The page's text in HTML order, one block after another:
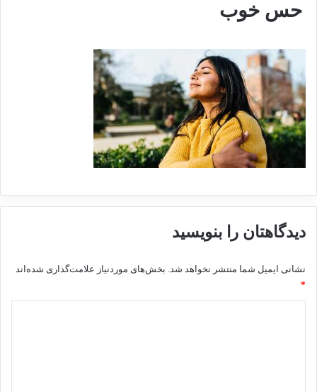
حس خوب
دیدگاهتان را بنویسید
نشانی ایمیل شما منتشر نخواهد شد. بخش‌های موردنیاز علامت‌گذاری شده‌اند
*